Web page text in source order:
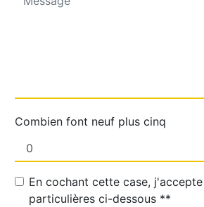
Combien font neuf plus cinq
En cochant cette case,
particulières ci-dessous **